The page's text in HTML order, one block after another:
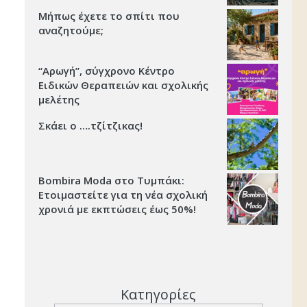
Μήπως έχετε το σπίτι που
αναζητούμε;
“Αρωγή”, σύγχρονο Κέντρο
Ειδικών Θεραπειών και σχολικής
μελέτης
Σκάει ο ….τζίτζικας!
Bombira Moda στο Τυμπάκι:
Ετοιμαστείτε για τη νέα σχολική
χρονιά με εκπτώσεις έως 50%!
Κατηγορίες